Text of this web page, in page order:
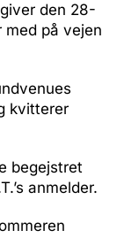
den 28-
med på vejen
kvitterer
begejstret
anmelder.